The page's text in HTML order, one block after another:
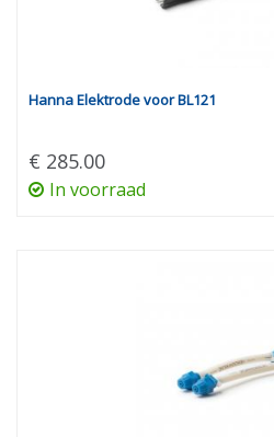
Hanna Elektrode voor BL121
€ 285.00
In voorraad